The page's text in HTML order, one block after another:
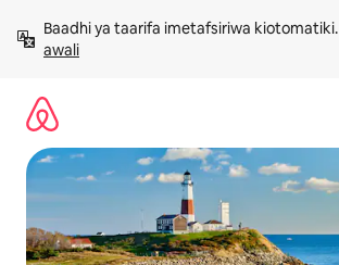
kwenda
kwenye
Baadhi ya taarifa imetafsiriwa kiotomatiki.
awali